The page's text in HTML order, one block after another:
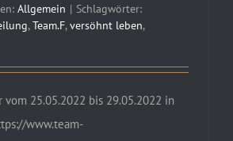
Allgemein | Schlagwörter:
,Team.F,versöhnt leben,
vom 25.05.2022 bis 29.05.2022 in
www.team-